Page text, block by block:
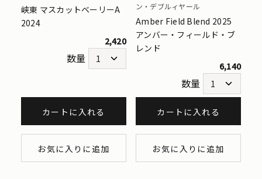
峡東 マスカットベーリーA
2024
2,420
数量
カートに入れる
お気に入りに追加
ン・デブルィヤール
Amber Field Blend 2025
アンバー・フィールド・ブ
レンド
6,140
数量
カートに入れる
お気に入りに追加